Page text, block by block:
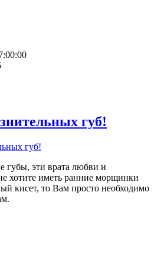
губ!
губы, эти врата любви и
хотите иметь ранние морщинки
кисет, то Вам просто необходимо